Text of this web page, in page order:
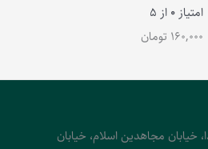
امتیاز 0 از 5
160,000 تومان
خیابان مجاهدین اسلام، خیابان